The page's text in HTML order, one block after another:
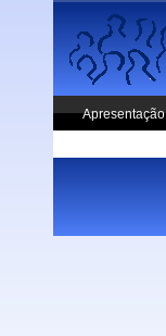
Skip to main content
Apresentação